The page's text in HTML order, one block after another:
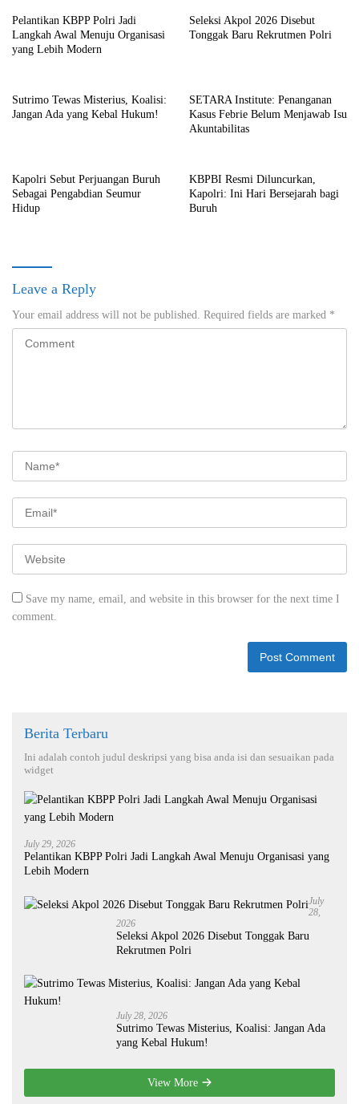
Pelantikan KBPP Polri Jadi
Langkah Awal Menuju Organisasi
yang Lebih Modern
Seleksi Akpol 2026 Disebut
Tonggak Baru Rekrutmen Polri
Sutrimo Tewas Misterius, Koalisi:
Jangan Ada yang Kebal Hukum!
SETARA Institute: Penanganan
Kasus Febrie Belum Menjawab Isu
Akuntabilitas
Kapolri Sebut Perjuangan Buruh
Sebagai Pengabdian Seumur
Hidup
KBPBI Resmi Diluncurkan,
Kapolri: Ini Hari Bersejarah bagi
Buruh
Leave a Reply
Your email address will not be published. Required fields are marked *
Save my name, email, and website in this browser for the next time I
comment.
Berita Terbaru
Ini adalah contoh judul deskripsi yang bisa anda isi dan sesuaikan pada
widget
July 29, 2026
Pelantikan KBPP Polri Jadi Langkah Awal Menuju Organisasi yang
Lebih Modern
July
28,
2026
Seleksi Akpol 2026 Disebut Tonggak Baru
Rekrutmen Polri
July 28, 2026
Sutrimo Tewas Misterius, Koalisi: Jangan Ada
yang Kebal Hukum!
View More